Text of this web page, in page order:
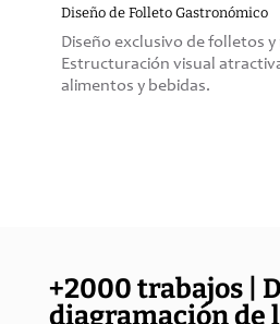
Diseño de Folleto Gastronómico
Diseño exclusivo de folletos
Estructuración visual
alimentos y bebidas.
+2000 trabajos |
diagramación de